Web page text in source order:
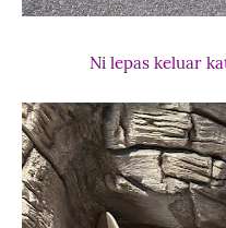
Ni lepas keluar